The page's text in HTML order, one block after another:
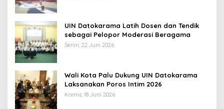
UIN Datokarama Latih Dosen dan Tendik
sebagai Pelopor Moderasi Beragama
Senin, 22 Juni 2026
Wali Kota Palu Dukung UIN Datokarama
Laksanakan Poros Intim 2026
Kamis, 18 Juni 2026